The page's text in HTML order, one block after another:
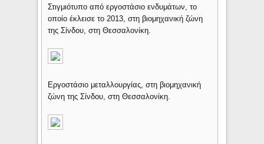
Στιγμιότυπο από εργοστάσιο ενδυμάτων, το
οποίο έκλεισε το 2013, στη βιομηχανική ζώνη
της Σίνδου, στη Θεσσαλονίκη.
Εργοστάσιο μεταλλουργίας, στη βιομηχανική
ζώνη της Σίνδου, στη Θεσσαλονίκη.